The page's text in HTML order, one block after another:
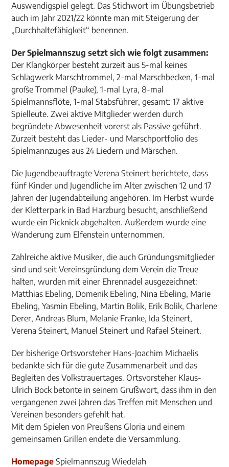
Auswendigspiel gelegt. Das Stichwort im Übungsbetrieb
auch im Jahr 2021/22 könnte man mit Steigerung der
„Durchhaltefähigkeit“ benennen.
Der Spielmannszug setzt sich wie folgt zusammen:
Der Klangkörper besteht zurzeit aus 5-mal keines
Schlagwerk Marschtrommel, 2-mal Marschbecken, 1-mal
große Trommel (Pauke), 1-mal Lyra, 8-mal
Spielmannsflöte, 1-mal Stabsführer, gesamt: 17 aktive
Spielleute. Zwei aktive Mitglieder werden durch
begründete Abwesenheit vorerst als Passive geführt.
Zurzeit besteht das Lieder- und Marschportfolio des
Spielmannzuges aus 24 Liedern und Märschen.
Die Jugendbeauftragte Verena Steinert berichtete, dass
fünf Kinder und Jugendliche im Alter zwischen 12 und 17
Jahren der Jugendabteilung angehören. Im Herbst wurde
der Kletterpark in Bad Harzburg besucht, anschließend
wurde ein Picknick abgehalten. Außerdem wurde eine
Wanderung zum Elfenstein unternommen.
Zahlreiche aktive Musiker, die auch Gründungsmitglieder
sind und seit Vereinsgründung dem Verein die Treue
halten, wurden mit einer Ehrennadel ausgezeichnet:
Matthias Ebeling, Domenik Ebeling, Nina Ebeling, Marie
Ebeling, Yasmin Ebeling, Martin Bolik, Erik Bolik, Charlene
Derer, Andreas Blum, Melanie Franke, Ida Steinert,
Verena Steinert, Manuel Steinert und Rafael Steinert.
Der bisherige Ortsvorsteher Hans-Joachim Michaelis
bedankte sich für die gute Zusammenarbeit und das
Begleiten des Volkstrauertages. Ortsvorsteher Klaus-
Ulrich Bock betonte in seinem Grußwort, dass ihm in den
vergangenen zwei Jahren das Treffen mit Menschen und
Vereinen besonders gefehlt hat.
Mit dem Spielen von Preußens Gloria und einem
gemeinsamen Grillen endete die Versammlung.
Homepage Spielmannszug Wiedelah